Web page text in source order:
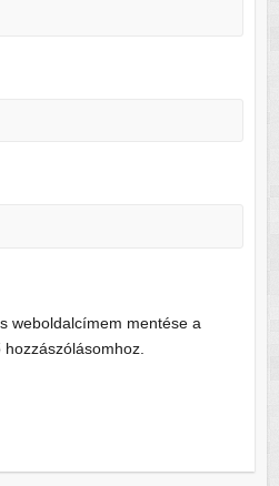
weboldalcímem mentése a